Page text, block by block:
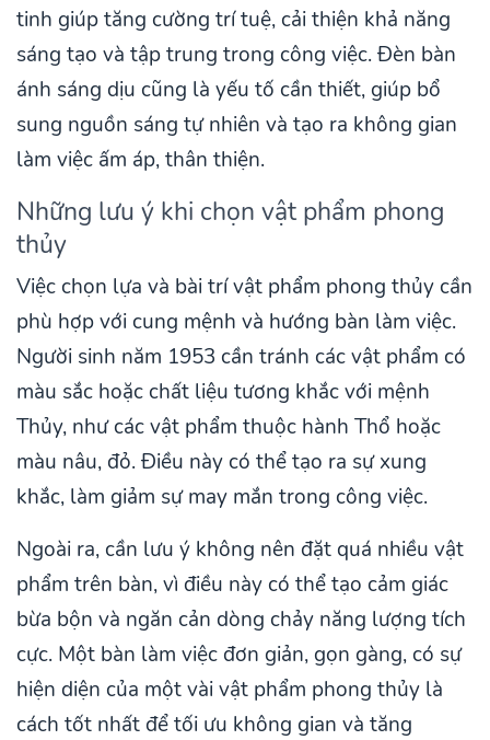
tinh giúp tăng cường trí tuệ, cải thiện khả năng
sáng tạo và tập trung trong công việc. Đèn bàn
ánh sáng dịu cũng là yếu tố cần thiết, giúp bổ
sung nguồn sáng tự nhiên và tạo ra không gian
làm việc ấm áp, thân thiện.
Những lưu ý khi chọn vật phẩm phong
thủy
Việc chọn lựa và bài trí vật phẩm phong thủy cần
phù hợp với cung mệnh và hướng bàn làm việc.
Người sinh năm 1953 cần tránh các vật phẩm có
màu sắc hoặc chất liệu tương khắc với mệnh
Thủy, như các vật phẩm thuộc hành Thổ hoặc
màu nâu, đỏ. Điều này có thể tạo ra sự xung
khắc, làm giảm sự may mắn trong công việc.
Ngoài ra, cần lưu ý không nên đặt quá nhiều vật
phẩm trên bàn, vì điều này có thể tạo cảm giác
bừa bộn và ngăn cản dòng chảy năng lượng tích
cực. Một bàn làm việc đơn giản, gọn gàng, có sự
hiện diện của một vài vật phẩm phong thủy là
cách tốt nhất để tối ưu không gian và tăng